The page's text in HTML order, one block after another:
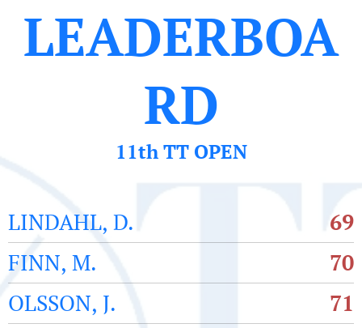
LEADERBOA
RD
11th TT OPEN
LINDAHL, D.
69
FINN, M.
70
OLSSON, J.
71